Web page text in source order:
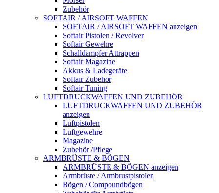
Zubehör
SOFTAIR / AIRSOFT WAFFEN
SOFTAIR / AIRSOFT WAFFEN anzeigen
Softair Pistolen / Revolver
Softair Gewehre
Schalldämpfer Attrappen
Softair Magazine
Akkus & Ladegeräte
Softair Zubehör
Softair Tuning
LUFTDRUCKWAFFEN UND ZUBEHÖR
LUFTDRUCKWAFFEN UND ZUBEHÖR
anzeigen
Luftpistolen
Luftgewehre
Magazine
Zubehör /Pflege
ARMBRÜSTE & BÖGEN
ARMBRÜSTE & BÖGEN anzeigen
Armbrüste / Armbrustpistolen
Bögen / Compoundbögen